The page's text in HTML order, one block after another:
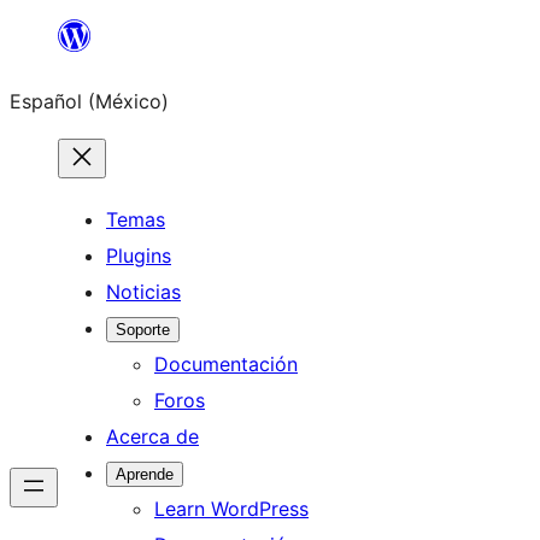
Saltar
contenido
Español (México)
Temas
Plugins
Noticias
Soporte
Documentación
Foros
Acerca de
Aprende
Learn WordPress